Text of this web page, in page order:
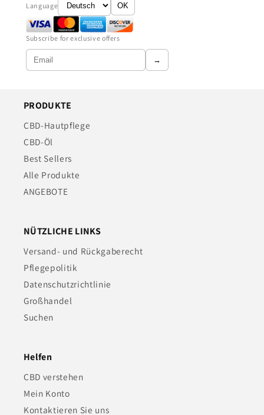
Language OK
Subscribe for exclusive offers
→
PRODUKTE
CBD-Hautpflege
CBD-Öl
Best Sellers
Alle Produkte
ANGEBOTE
NÜTZLICHE LINKS
Versand- und Rückgaberecht
Pflegepolitik
Datenschutzrichtlinie
Großhandel
Suchen
Helfen
CBD verstehen
Mein Konto
Kontaktieren Sie uns